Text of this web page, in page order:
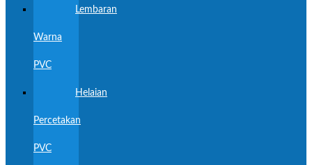
Lembaran
Warna
PVC
Helaian
Percetakan
PVC